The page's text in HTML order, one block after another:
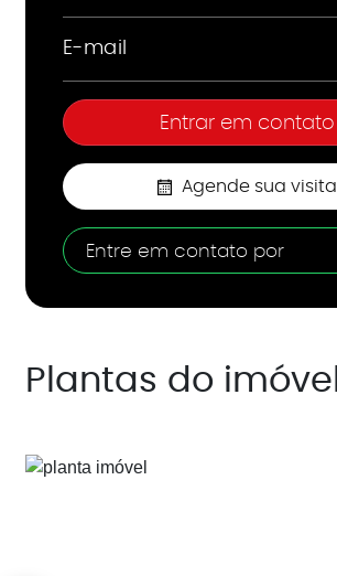
Agende sua visita
Entre em contato por
Plantas do imóvel